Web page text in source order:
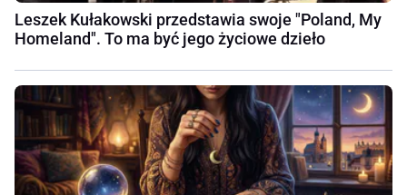
Leszek Kułakowski przedstawia swoje "Poland, My
Homeland". To ma być jego życiowe dzieło